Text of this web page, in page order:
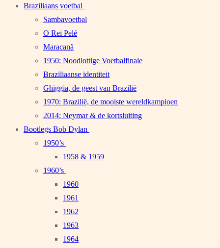
Braziliaans voetbal
Sambavoetbal
O Rei Pelé
Maracanã
1950: Noodlottige Voetbalfinale
Braziliaanse identiteit
Ghiggia, de geest van Brazilië
1970: Brazilië, de mooiste wereldkampioen
2014: Neymar & de kortsluiting
Bootlegs Bob Dylan
1950’s
1958 & 1959
1960’s
1960
1961
1962
1963
1964